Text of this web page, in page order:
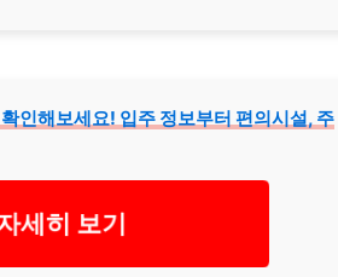
인해보세요! 입주 정보부터 편의시설, 주
세히 보기